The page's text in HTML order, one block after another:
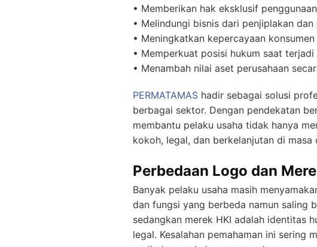
• Memberikan hak eksklusif
• Melindungi bisnis dari penjiplakan dan
• Meningkatkan kepercayaan
• Memperkuat posisi hukum saat terjadi
• Menambah nilai aset perusahaan
PERMATAMAS hadir sebagai solusi
berbagai sektor. Dengan pendekatan
membantu pelaku usaha tidak hanya
kokoh, legal, dan berkelanjutan di masa
Perbedaan Logo dan
Banyak pelaku usaha masih
dan fungsi yang berbeda namun saling
sedangkan merek HKI adalah identitas
legal. Kesalahan pemahaman ini sering